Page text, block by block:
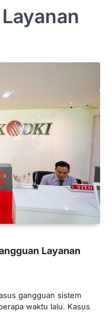
Layanan
gangguan sistem
waktu lalu. Kasus